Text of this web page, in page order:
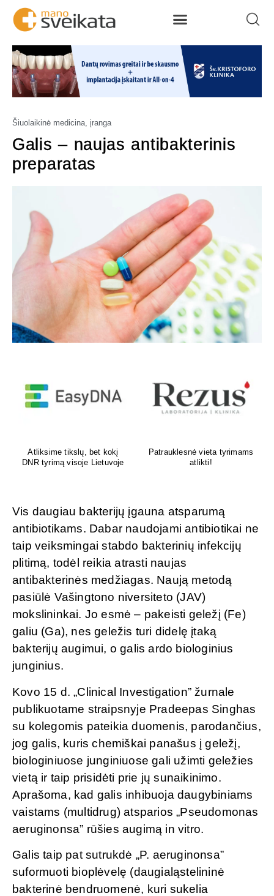
Šiuolaikinė medicina, įranga
Galis – naujas antibakterinis
preparatas
Venų ligų diagnostika,
lazerinis ir chirurginis
Psichoterapeutas
M.G.Maksimalietis
Vis daugiau bakterijų įgauna atsparumą
antibiotikams. Dabar naudojami antibiotikai ne
taip veiksmingai stabdo bakterinių infekcijų
plitimą, todėl reikia atrasti naujas
antibakterinės medžiagas. Naują metodą
pasiūlė Vašingtono niversiteto (JAV)
mokslininkai. Jo esmė – pakeisti geležį (Fe)
galiu (Ga), nes geležis turi didelę įtaką
bakterijų augimui, o galis ardo biologinius
junginius.
Kovo 15 d. „Clinical Investigation” žurnale
publikuotame straipsnyje Pradeepas Singhas
su kolegomis pateikia duomenis, parodančius,
jog galis, kuris chemiškai panašus į geležį,
biologiniuose junginiuose gali užimti geležies
vietą ir taip prisidėti prie jų sunaikinimo.
Aprašoma, kad galis inhibuoja daugybiniams
vaistams (multidrug) atsparios „Pseudomonas
aeruginonsa” rūšies augimą in vitro.
Galis taip pat sutrukdė „P. aeruginonsa”
suformuoti bioplėvelę (daugialąstelininė
bakterinė bendruomenė, kuri sukelia